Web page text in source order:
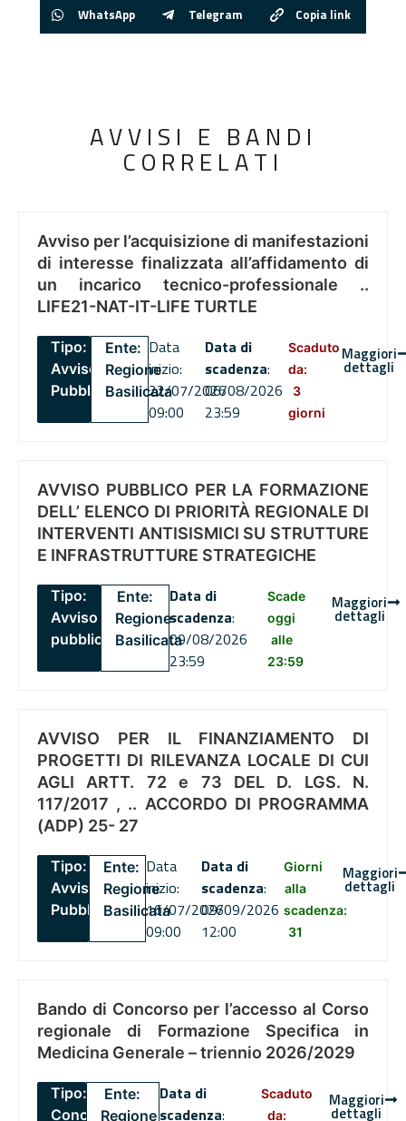
WhatsApp Telegram Copia link
AVVISI E BANDI
CORRELATI
Avviso per l’acquisizione di manifestazioni
di interesse finalizzata all’affidamento di
un incarico tecnico-professionale ..
LIFE21-NAT-IT-LIFE TURTLE
Tipo:
Avviso
Pubblico
Ente:
Regione
Basilicata
Data
inizio:
22/07/2026
09:00
Data di
scadenza:
06/08/2026
23:59
Scaduto
da:
3
giorni
Maggiori
dettagli
AVVISO PUBBLICO PER LA FORMAZIONE
DELL’ ELENCO DI PRIORITÀ REGIONALE DI
INTERVENTI ANTISISMICI SU STRUTTURE
E INFRASTRUTTURE STRATEGICHE
Tipo:
Avviso
pubblico
Ente:
Regione
Basilicata
Data di
scadenza:
09/08/2026
23:59
Scade
oggi
alle
23:59
Maggiori
dettagli
AVVISO PER IL FINANZIAMENTO DI
PROGETTI DI RILEVANZA LOCALE DI CUI
AGLI ARTT. 72 e 73 DEL D. LGS. N.
117/2017 , .. ACCORDO DI PROGRAMMA
(ADP) 25- 27
Tipo:
Avviso
Pubblico
Ente:
Regione
Basilicata
Data
inizio:
16/07/2026
09:00
Data di
scadenza:
09/09/2026
12:00
Giorni
alla
scadenza:
31
Maggiori
dettagli
Bando di Concorso per l’accesso al Corso
regionale di Formazione Specifica in
Medicina Generale – triennio 2026/2029
Tipo:
Concorsi
Ente:
Regione
Data di
scadenza:
Scaduto
da:
Maggiori
dettagli